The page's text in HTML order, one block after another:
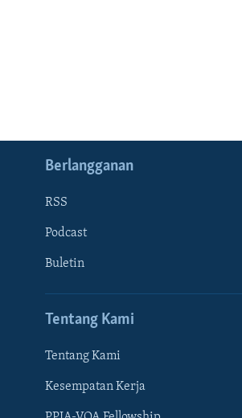
Berlangganan
RSS
Podcast
Buletin
Tentang Kami
Tentang Kami
Kesempatan Kerja